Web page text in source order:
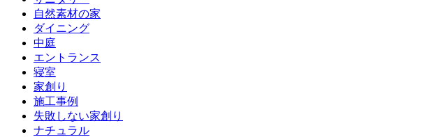
自然素材の家
ダイニング
中庭
エントランス
寝室
家創り
施工事例
失敗しない家創り
ナチュラル